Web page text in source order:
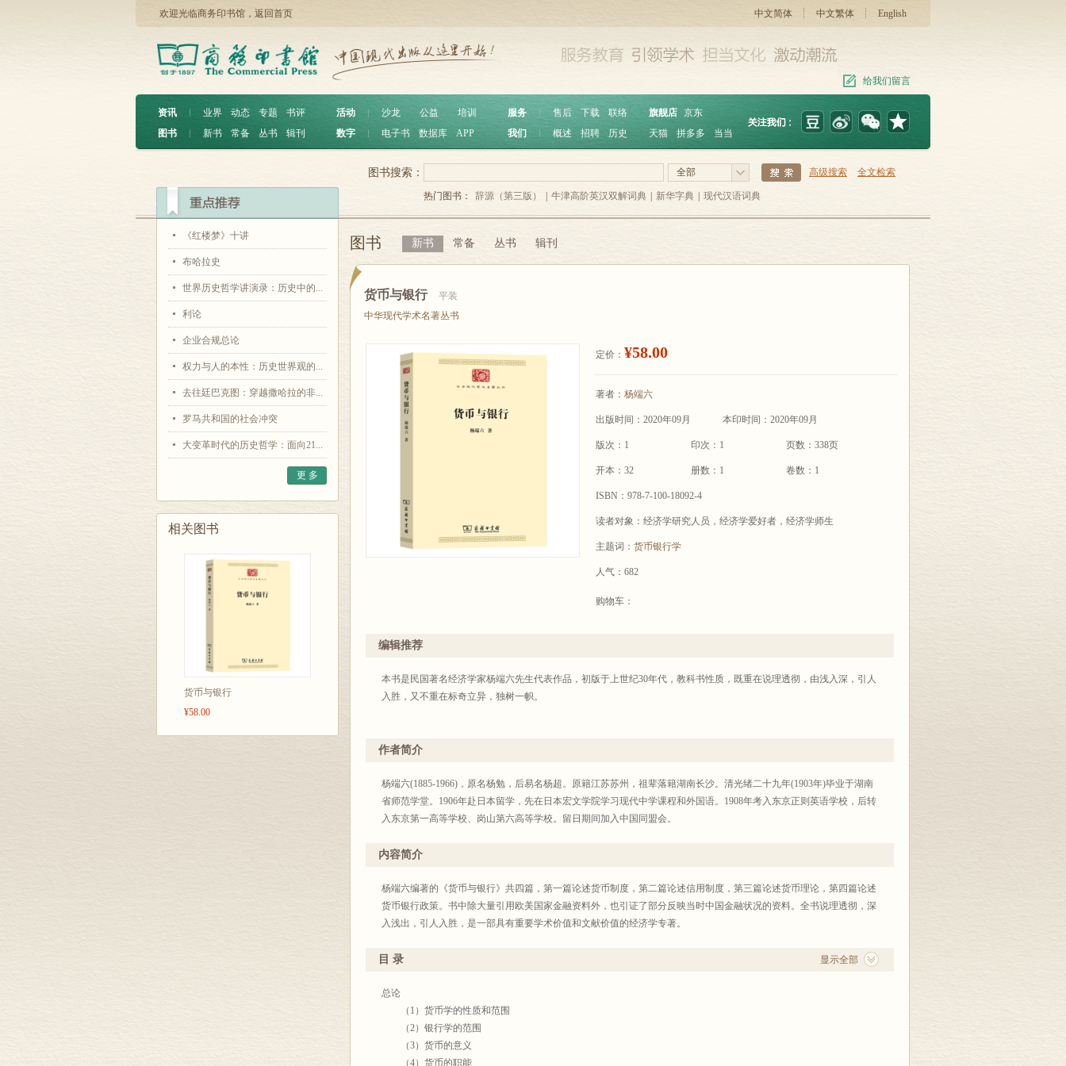
欢迎光临商务印书馆， 返回首页 中文简体 中文繁体 English
给我们留言
资讯 ︱ 业界 动态 专题
书评
图书
︱ 新书 常备 丛书 辑刊
活动 沙龙 公益
培训
数字
电子书 数据库 APP
服务 ︱ 售后 下载
联络
我们
概述 招聘 历史
旗舰店 京东
天猫
拼多多 当当
《红楼梦》十讲
布哈拉史
世界历史哲学讲演录：历史中的...
利论
企业合规总论
权力与人的本性：历史世界观的...
去往廷巴克图：穿越撒哈拉的非...
罗马共和国的社会冲突
大变革时代的历史哲学：面向21...
更 多
相关图书
货币与银行
¥58.00
全部 高级搜索 全文检索
图书搜索：
热门图书： 辞源（第三版） 牛津高阶英汉双解词典 新华字典 现代汉语词典
图书 新书 常备 丛书 辑刊
货币与银行
平装
中华现代学术名著丛书
定价： ¥58.00
著者： 杨端六
出版时间：2020年09月 本印时间：2020年09月
版次：1 印次：1 页数：338页
开本：32 册数：1 卷数：1
ISBN：978-7-100-18092-4
读者对象：经济学研究人员，经济学爱好者，经济学师生
主题词： 货币银行学
人气：682
购物车：
编辑推荐
本书是民国著名经济学家杨端六先生代表作品，初版于上世纪30年代，教科书性质，既重在说理透彻，由浅入深，引人
入胜，又不重在标奇立异，独树一帜。
作者简介
杨端六(1885-1966)，原名杨勉，后易名杨超。原籍江苏苏州，祖辈落籍湖南长沙。清光绪二十九年(1903年)毕业于湖南
省师范学堂。1906年赴日本留学，先在日本宏文学院学习现代中学课程和外国语。1908年考入东京正则英语学校，后转
入东京第一高等学校、岗山第六高等学校。留日期间加入中国同盟会。
内容简介
杨端六编著的《货币与银行》共四篇，第一篇论述货币制度，第二篇论述信用制度，第三篇论述货币理论，第四篇论述
货币银行政策。书中除大量引用欧美国家金融资料外，也引证了部分反映当时中国金融状况的资料。全书说理透彻，深
入浅出，引人入胜，是一部具有重要学术价值和文献价值的经济学专著。
显示全部
目 录
总论
（1）货币学的性质和范围
（2）银行学的范围
（3）货币的意义
（4）货币的职能